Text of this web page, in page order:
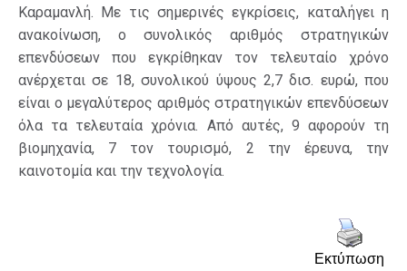
Καραμανλή. Με τις σημερινές εγκρίσεις, καταλήγει η
ανακοίνωση, ο συνολικός αριθμός στρατηγικών
επενδύσεων που εγκρίθηκαν τον τελευταίο χρόνο
ανέρχεται σε 18, συνολικού ύψους 2,7 δισ. ευρώ, που
είναι ο μεγαλύτερος αριθμός στρατηγικών επενδύσεων
όλα τα τελευταία χρόνια. Από αυτές, 9 αφορούν τη
βιομηχανία, 7 τον τουρισμό, 2 την έρευνα, την
καινοτομία και την τεχνολογία.
Εκτύπωση